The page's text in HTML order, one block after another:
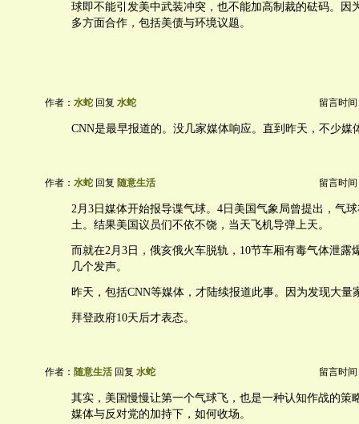
球即不能引发美中武装冲突，也不能加高制裁的砝码。因
多方面合作，包括美债与环境议题。
作者： 水蛇 回复 水蛇 留言时间
CNN是最早报道的。没几家媒体响应。直到昨天，不少媒
作者： 水蛇 回复 随意生活 留言时间
2月3日媒体开始报导谍气球。4日美国气象局曾提出，气
土。结果美国议员们不依不饶，当天飞机导弹上天。
而就在2月3日，俄亥俄火车脱轨，10节车厢有毒气体泄露
几个发声。
昨天，包括CNN等媒体，才陆续报道此事。因为发现大量
拜登政府10天后才表态。
作者： 随意生活 回复 水蛇 留言时间
其实，美国慢慢让第一个气球飞，也是一种认知作战的策
媒体与反对党的加持下，如何收场。